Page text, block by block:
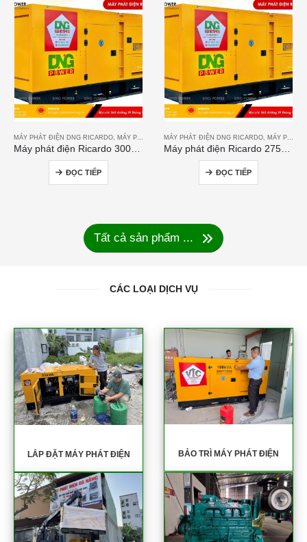
MÁY PHÁT ĐIỆN DNG RICARDO MÁY PHÁT ĐIỆN RICARDO
ĐỌC TIẾP
MÁY PHÁT ĐIỆN DNG RICARDO MÁY PHÁT ĐIỆN RICARDO
ĐỌC TIẾP
Tất cả sản phẩm ...
CÁC LOẠI DỊCH VỤ
LẮP ĐẶT MÁY PHÁT ĐIỆN BẢO TRÌ MÁY PHÁT ĐIỆN